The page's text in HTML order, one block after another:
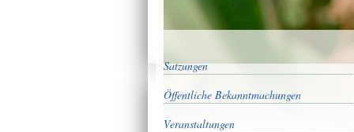
Satzungen
Öffentliche Bekanntmachungen
Veranstaltungen